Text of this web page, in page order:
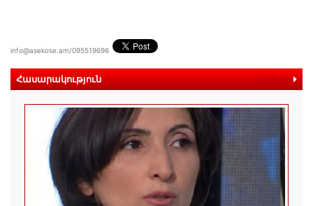
info@asekose.am/095519696
Հասարակություն ավելին